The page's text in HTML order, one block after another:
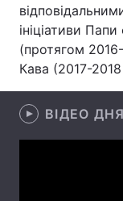
Цікавинки
Екологія
ініціативи
(протягом
Кава (2017-
ВІДЕО ДНЯ